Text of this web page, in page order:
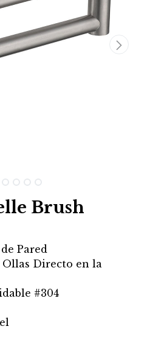
Brush
Pared
Directo en la
#304